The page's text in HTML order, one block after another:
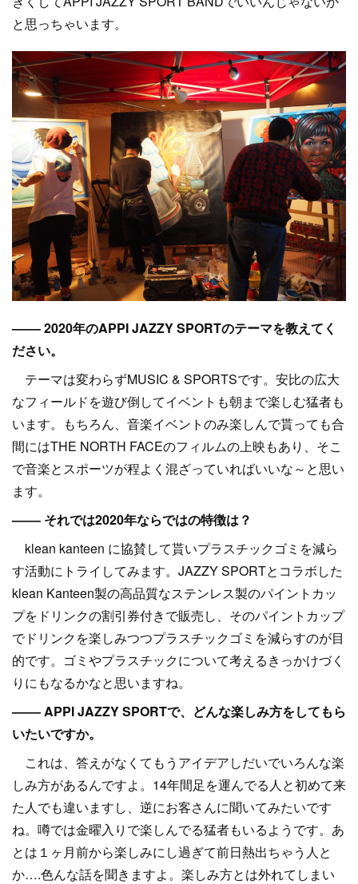
と思っちゃいます。
–––– 2020年のAPPI JAZZY SPORTのテーマを教えてく
ださい。
テーマは変わらずMUSIC & SPORTSです。安比の広大
なフィールドを遊び倒してイベントも朝まで楽しむ猛者も
います。もちろん、音楽イベントのみ楽しんで貰っても合
間にはTHE NORTH FACEのフィルムの上映もあり、そこ
で音楽とスポーツが程よく混ざっていればいいな～と思い
ます。
–––– それでは2020年ならではの特徴は？
klean kanteen に協賛して貰いプラスチックゴミを減ら
す活動にトライしてみます。JAZZY SPORTとコラボした
klean Kanteen製の高品質なステンレス製のパイントカッ
プをドリンクの割引券付きで販売し、そのパイントカップ
でドリンクを楽しみつつプラスチックゴミを減らすのが目
的です。ゴミやプラスチックについて考えるきっかけづく
りにもなるかなと思いますね。
–––– APPI JAZZY SPORTで、どんな楽しみ方をしてもら
いたいですか。
これは、答えがなくてもうアイデアしだいでいろんな楽
しみ方があるんですよ。14年間足を運んでる人と初めて来
た人でも違いますし、逆にお客さんに聞いてみたいです
ね。噂では金曜入りで楽しんでる猛者もいるようです。あ
とは１ヶ月前から楽しみにし過ぎて前日熱出ちゃう人と
か….色んな話を聞きますよ。楽しみ方とは外れてしまい